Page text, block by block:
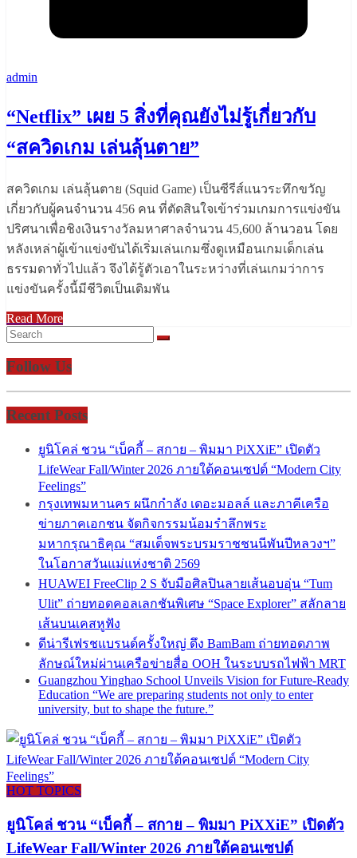
admin
“Netflix” เผย 5 สิ่งที่คุณยังไม่รู้เกี่ยวกับ
“สควิดเกม เล่นลุ้นตาย”
สควิดเกม เล่นลุ้นตาย (Squid Game) เป็นซีรีส์แนวระทึกขวัญ
เกี่ยวกับผู้คนจำนวน 456 คน ที่ตัดสินใจเข้าร่วมเกมการแข่งขัน
ปริศนาเพื่อชิงเงินรางวัลมหาศาลจำนวน 45,600 ล้านวอน โดย
หลังเหล่าผู้เข้าแข่งขันได้เริ่มเล่นเกมซึ่งดูเหมือนเกมเด็กเล่น
ธรรมดาทั่วไปแล้ว จึงได้รู้ตัวเอาในระหว่างที่เล่นเกมว่าการ
แข่งขันครั้งนี้มีชีวิตเป็นเดิมพัน
Read More
Follow Us
Recent Posts
ยูนิโคล่ ชวน “เบ็คกี้ – สกาย – พิมมา PiXXiE” เปิดตัว
LifeWear Fall/Winter 2026 ภายใต้คอนเซปต์ “Modern City
Feelings”
กรุงเทพมหานคร ผนึกกำลัง เดอะมอลล์ และภาคีเครือ
ข่ายภาคเอกชน จัดกิจกรรมน้อมรำลึกพระ
มหากรุณาธิคุณ “สมเด็จพระบรมราชชนนีพันปีหลวงฯ”
ในโอกาสวันแม่แห่งชาติ 2569
HUAWEI FreeClip 2 S จับมือศิลปินลายเส้นอบอุ่น “Tum
Ulit” ถ่ายทอดคอลเลกชันพิเศษ “Space Explorer” สลักลาย
เส้นบนเคสหูฟัง
ดีน่ารีเฟรชแบรนด์ครั้งใหญ่ ดึง BamBam ถ่ายทอดภาพ
ลักษณ์ใหม่ผ่านเครือข่ายสื่อ OOH ในระบบรถไฟฟ้า MRT
Guangzhou Yinghao School Unveils Vision for Future-Ready
Education “We are preparing students not only to enter
university, but to shape the future.”
HOT TOPICS
ยูนิโคล่ ชวน “เบ็คกี้ – สกาย – พิมมา PiXXiE” เปิดตัว
LifeWear Fall/Winter 2026 ภายใต้คอนเซปต์